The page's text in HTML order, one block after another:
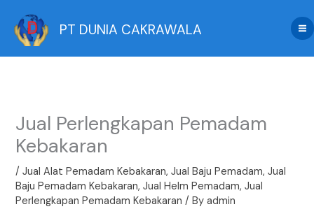
content
PT DUNIA CAKRAWALA
Jual Perlengkapan Pemadam
Kebakaran
/Jual Alat Pemadam Kebakaran,Jual Baju Pemadam,Jual
Baju Pemadam Kebakaran,Jual Helm Pemadam,Jual
Perlengkapan Pemadam Kebakaran / Byadmin